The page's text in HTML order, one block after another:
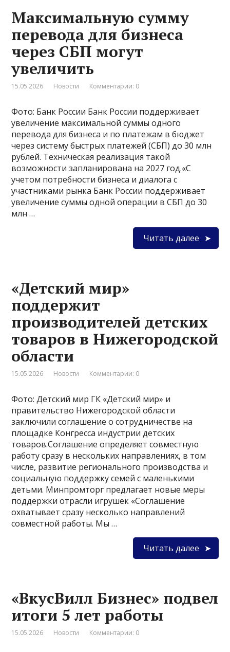
Максимальную сумму
перевода для бизнеса
через СБП могут
увеличить
15.05.2026 Новости Комментарии: 0
Фото: Банк России Банк России поддерживает
увеличение максимальной суммы одного
перевода для бизнеса и по платежам в бюджет
через систему быстрых платежей (СБП) до 30 млн
рублей. Техническая реализация такой
возможности запланирована на 2027 год.«С
учетом потребности бизнеса и диалога с
участниками рынка Банк России поддерживает
увеличение суммы одной операции в СБП до 30
млн …
Читать далее
«Детский мир»
поддержит
производителей детских
товаров в Нижегородской
области
15.05.2026 Новости Комментарии: 0
Фото: Детский мир ГК «Детский мир» и
правительство Нижегородской области
заключили соглашение о сотрудничестве на
площадке Конгресса индустрии детских
товаров.Соглашение определяет совместную
работу сразу в нескольких направлениях, в том
числе, развитие регионального производства и
социальную поддержку семей с маленькими
детьми. Минпромторг предлагает новые меры
поддержки отрасли игрушек «Соглашение
охватывает сразу несколько направлений
совместной работы. Мы …
Читать далее
«ВкусВилл Бизнес» подвел
итоги 5 лет работы
15.05.2026 Новости Комментарии: 0